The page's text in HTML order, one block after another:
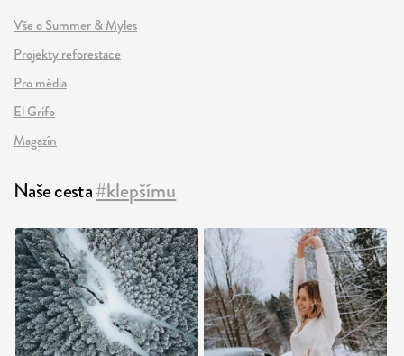
Vše o Summer & Myles
Projekty reforestace
Pro média
El Grifo
Magazín
Naše cesta#klepšímu